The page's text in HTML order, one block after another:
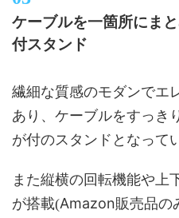
ケーブルを一箇所にま
付スタンド
繊細な質感のモダンでエ
あり、ケーブルをすっき
が付のスタンドとなって
また縦横の回転機能や上
が搭載(Amazon販売品の